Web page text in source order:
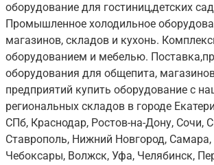
оборудование для гостиниц,детских
Промышленное холодильное
магазинов, складов и кухонь.
оборудованием и мебелью.
оборудования для общепита,
предприятий купить оборудование с
региональных складов в городе
СПб, Краснодар, Ростов-на-Дону, Сочи,
Ставрополь, Нижний Новгород, Самара,
Чебоксары, Волжск, Уфа, Челябинск,